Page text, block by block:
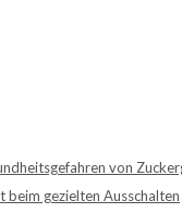
von
beim gezielten Ausschalten